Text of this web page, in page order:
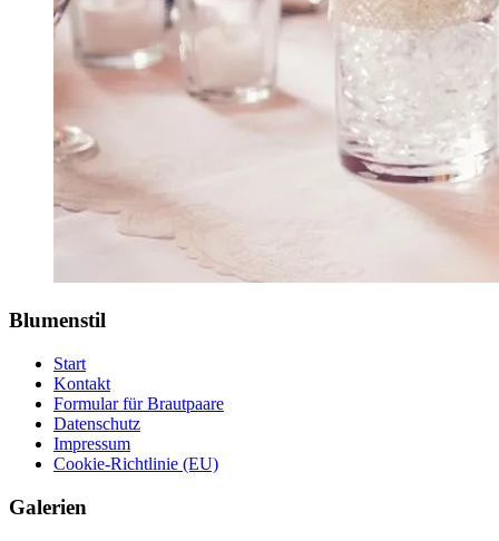
Blumenstil
Start
Kontakt
Formular für Brautpaare
Datenschutz
Impressum
Cookie-Richtlinie (EU)
Galerien